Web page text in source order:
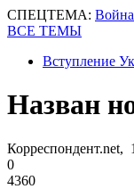
СПЕЦТЕМА:
ВСЕ ТЕМЫ
Вступление
Назван
Корреспондент.net,
0
4360